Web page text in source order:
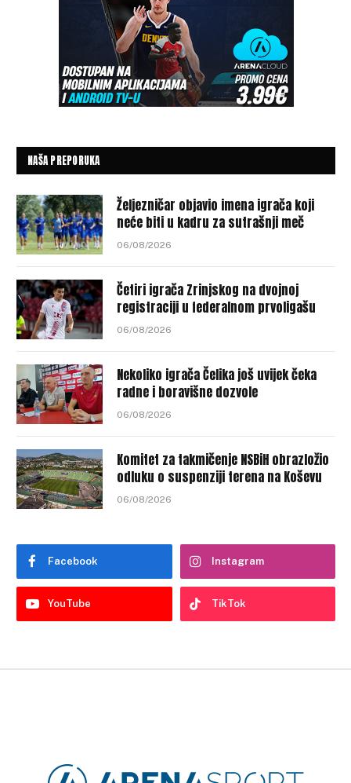
NAŠA PREPORUKA
Željezničar objavio imena igrača koji
neće biti u kadru za sutrašnji meč
06/08/2026
Četiri igrača Zrinjskog na dvojnoj
registraciji u federalnom prvoligašu
06/08/2026
Nekoliko igrača Čelika još uvijek čeka
radne i boravišne dozvole
06/08/2026
Komitet za takmičenje NSBiH obrazložio
odluku o suspenziji terena na Koševu
06/08/2026
Facebook Instagram
YouTube TikTok